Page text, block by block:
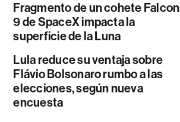
Fragmento de un cohete Falcon
9 de SpaceX impacta la
superficie de la Luna
Lula reduce su ventaja sobre
Flávio Bolsonaro rumbo a las
elecciones, según nueva
encuesta